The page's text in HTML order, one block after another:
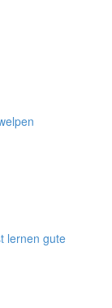
lernen gute